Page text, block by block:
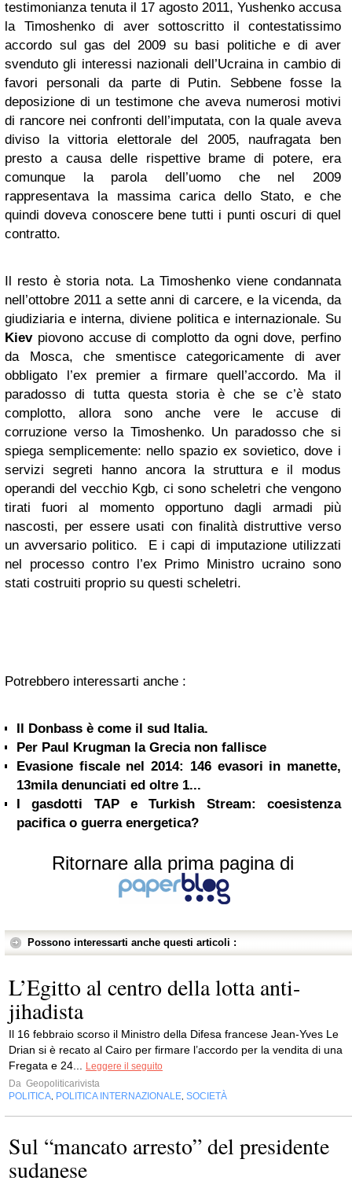
testimonianza tenuta il 17 agosto 2011, Yushenko accusa
la Timoshenko di aver sottoscritto il contestatissimo
accordo sul gas del 2009 su basi politiche e di aver
svenduto gli interessi nazionali dell’Ucraina in cambio di
favori personali da parte di Putin. Sebbene fosse la
deposizione di un testimone che aveva numerosi motivi
di rancore nei confronti dell’imputata, con la quale aveva
diviso la vittoria elettorale del 2005, naufragata ben
presto a causa delle rispettive brame di potere, era
comunque la parola dell’uomo che nel 2009
rappresentava la massima carica dello Stato, e che
quindi doveva conoscere bene tutti i punti oscuri di quel
contratto.
Il resto è storia nota. La Timoshenko viene condannata
nell’ottobre 2011 a sette anni di carcere, e la vicenda, da
giudiziaria e interna, diviene politica e internazionale. Su
Kievpiovono accuse di complotto da ogni dove, perfino
da Mosca, che smentisce categoricamente di aver
obbligato l’ex premier a firmare quell’accordo. Ma il
paradosso di tutta questa storia è che se c’è stato
complotto, allora sono anche vere le accuse di
corruzione verso la Timoshenko. Un paradosso che si
spiega semplicemente: nello spazio ex sovietico, dove i
servizi segreti hanno ancora la struttura e il modus
operandi del vecchio Kgb, ci sono scheletri che vengono
tirati fuori al momento opportuno dagli armadi più
nascosti, per essere usati con finalità distruttive verso
un avversario politico. E i capi di imputazione utilizzati
nel processo contro l’ex Primo Ministro ucraino sono
stati costruiti proprio su questi scheletri.
Potrebbero interessarti anche :
Il Donbass è come il sud Italia.
Per Paul Krugman la Grecia non fallisce
Evasione fiscale nel 2014: 146 evasori in manette,
13mila denunciati ed oltre 1...
I gasdotti TAP e Turkish Stream: coesistenza
pacifica o guerra energetica?
Ritornare alla prima pagina di
Possono interessarti anche questi articoli :
L’Egitto al centro della lotta anti-
jihadista
Il 16 febbraio scorso il Ministro della Difesa francese Jean-Yves Le
Drian si è recato al Cairo per firmare l’accordo per la vendita di una
Fregata e 24...
Leggere il seguito
Da Geopoliticarivista
POLITICA POLITICA INTERNAZIONALE SOCIETÀ
Sul “mancato arresto” del presidente
sudanese